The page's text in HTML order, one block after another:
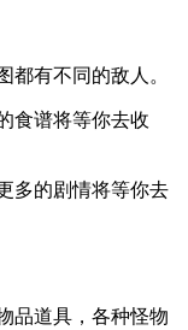
都有不同的敌人。
食谱将等你去收
多的剧情将等你去
品道具，各种怪物